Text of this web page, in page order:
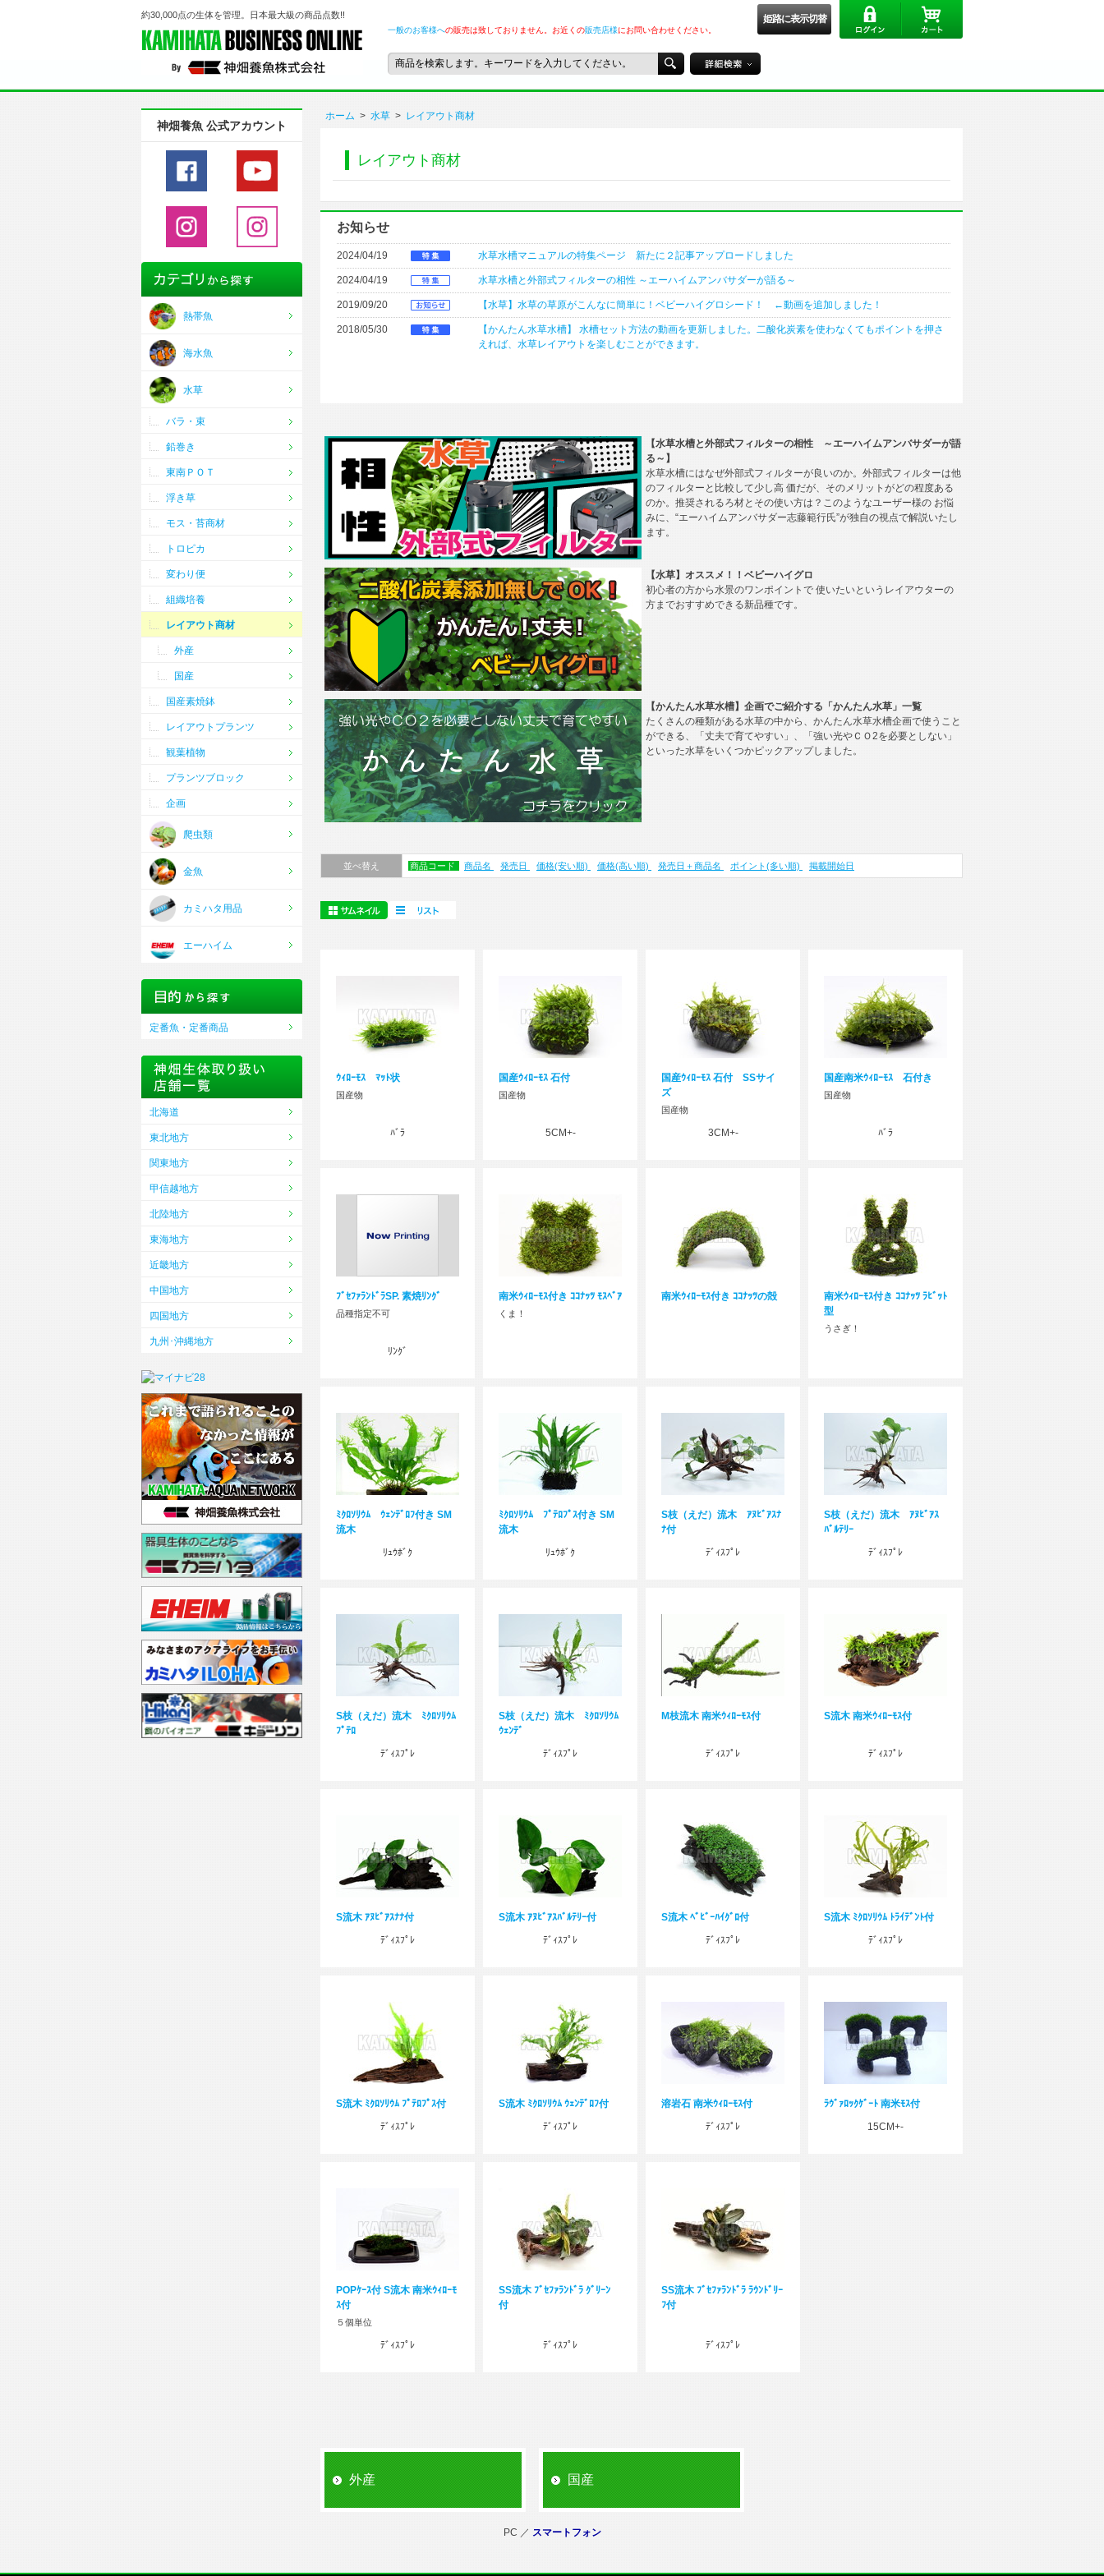
約30,000点の生体を管理。日本最大級の商品点数!! 姫路に表示切替
一般のお客様への販売は致しておりません。お近くの販売店様にお問い合わせください。
ホーム > 水草 > レイアウト商材
レイアウト商材
お知らせ
2024/04/19 水草水槽マニュアルの特集ページ 新たに２記事アップロードしました
2024/04/19 水草水槽と外部式フィルターの相性 ～エーハイムアンバサダーが語る～
2019/09/20 【水草】水草の草原がこんなに簡単に！ベビーハイグロシード！ ←動画を追加しました！
2018/05/30
【かんたん水草水槽】 水槽セット方法の動画を更新しました。二酸化炭素を使わなくてもポイントを押さ
えれば、水草レイアウトを楽しむことができます。
【水草水槽と外部式フィルターの相性 ～エーハイムアンバサダーが語
る～】
水草水槽にはなぜ外部式フィルターが良いのか。外部式フィルターは他
のフィルターと比較して少し高 価だが、そのメリットがどの程度ある
のか。推奨されるろ材とその使い方は？このようなユーザー様の お悩
みに、“エーハイムアンバサダー志藤範行氏”が独自の視点で解説いたし
ます。
【水草】オススメ！！ベビーハイグロ
初心者の方から水景のワンポイントで 使いたいというレイアウターの
方までおすすめできる新品種です。
【かんたん水草水槽】企画でご紹介する「かんたん水草」一覧
たくさんの種類がある水草の中から、かんたん水草水槽企画で使うこと
ができる、「丈夫で育てやすい」、「強い光やＣＯ2を必要としない」
といった水草をいくつかピックアップしました。
並べ替え 商品コード 商品名 発売日 価格(安い順) 価格(高い順) 発売日＋商品名 ポイント(多い順) 掲載開始日
ｳｨﾛｰﾓｽ ﾏｯﾄ状
国産物
ﾊﾞﾗ
国産ｳｨﾛｰﾓｽ 石付
国産物
5CM+-
国産ｳｨﾛｰﾓｽ 石付 SSサイ
ズ
国産物
3CM+-
国産南米ｳｨﾛｰﾓｽ 石付き
国産物
ﾊﾞﾗ
ﾌﾞｾﾌｧﾗﾝﾄﾞﾗSP. 素焼ﾘﾝｸﾞ
品種指定不可
ﾘﾝｸﾞ
南米ｳｨﾛｰﾓｽ付き ｺｺﾅｯﾂ ﾓｽﾍﾞｱ
くま！
南米ｳｨﾛｰﾓｽ付き ｺｺﾅｯﾂの殻
南米ｳｨﾛｰﾓｽ付き ｺｺﾅｯﾂ ﾗﾋﾞｯﾄ
型
うさぎ！
ﾐｸﾛｿﾘｳﾑ ｳｪﾝﾃﾞﾛﾌ付き SM
流木
ﾘｭｳﾎﾞｸ
ﾐｸﾛｿﾘｳﾑ ﾌﾟﾃﾛﾌﾟｽ付き SM
流木
ﾘｭｳﾎﾞｸ
S枝（えだ）流木 ｱﾇﾋﾞｱｽﾅ
ﾅ付
ﾃﾞｨｽﾌﾟﾚ
S枝（えだ）流木 ｱﾇﾋﾞｱｽ
ﾊﾞﾙﾃﾘｰ
ﾃﾞｨｽﾌﾟﾚ
S枝（えだ）流木 ﾐｸﾛｿﾘｳﾑ
ﾌﾟﾃﾛ
ﾃﾞｨｽﾌﾟﾚ
S枝（えだ）流木 ﾐｸﾛｿﾘｳﾑ
ｳｪﾝﾃﾞ
ﾃﾞｨｽﾌﾟﾚ
M枝流木 南米ｳｨﾛｰﾓｽ付
ﾃﾞｨｽﾌﾟﾚ
S流木 南米ｳｨﾛｰﾓｽ付
ﾃﾞｨｽﾌﾟﾚ
S流木 ｱﾇﾋﾞｱｽﾅﾅ付
ﾃﾞｨｽﾌﾟﾚ
S流木 ｱﾇﾋﾞｱｽﾊﾞﾙﾃﾘｰ付
ﾃﾞｨｽﾌﾟﾚ
S流木 ﾍﾞﾋﾞｰﾊｲｸﾞﾛ付
ﾃﾞｨｽﾌﾟﾚ
S流木 ﾐｸﾛｿﾘｳﾑ ﾄﾗｲﾃﾞﾝﾄ付
ﾃﾞｨｽﾌﾟﾚ
S流木 ﾐｸﾛｿﾘｳﾑ ﾌﾟﾃﾛﾌﾟｽ付
ﾃﾞｨｽﾌﾟﾚ
S流木 ﾐｸﾛｿﾘｳﾑ ｳｪﾝﾃﾞﾛﾌ付
ﾃﾞｨｽﾌﾟﾚ
溶岩石 南米ｳｨﾛｰﾓｽ付
ﾃﾞｨｽﾌﾟﾚ
ﾗｳﾞｧﾛｯｸｹﾞｰﾄ 南米ﾓｽ付
15CM+-
POPｹｰｽ付 S流木 南米ｳｨﾛｰﾓ
ｽ付
５個単位
ﾃﾞｨｽﾌﾟﾚ
SS流木 ﾌﾞｾﾌｧﾗﾝﾄﾞﾗ ｸﾞﾘｰﾝ
付
ﾃﾞｨｽﾌﾟﾚ
SS流木 ﾌﾞｾﾌｧﾗﾝﾄﾞﾗ ﾗｳﾝﾄﾞﾘｰ
ﾌ付
ﾃﾞｨｽﾌﾟﾚ
外産 国産
神畑養魚 公式アカウント
熱帯魚
海水魚
水草
バラ・束
鉛巻き
東南ＰＯＴ
浮き草
モス・苔商材
トロピカ
変わり便
組織培養
レイアウト商材
外産
国産
国産素焼鉢
レイアウトプランツ
観葉植物
プランツブロック
企画
爬虫類
金魚
カミハタ用品
エーハイム
定番魚・定番商品
北海道
東北地方
関東地方
甲信越地方
北陸地方
東海地方
近畿地方
中国地方
四国地方
九州･沖縄地方
PC ／ スマートフォン